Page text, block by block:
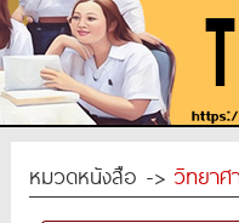
หมวดหนังสือ -> วิทยาศ